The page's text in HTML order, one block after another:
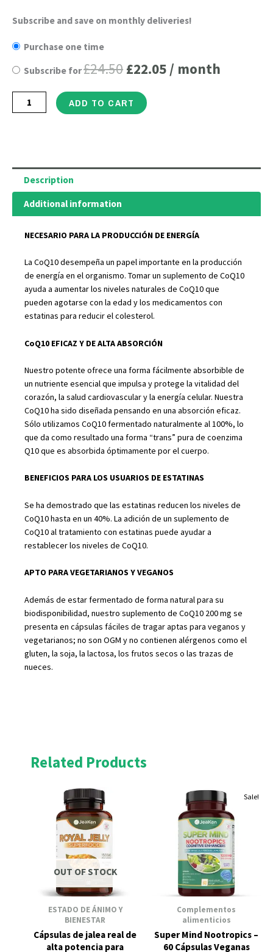
Subscribe and save on monthly deliveries!
Purchase one time
Subscribe for£24.50
Original
was:
£24.50.
£22.05
Current
is:
/ month
Coenzima
200
mg
Suplemento
(120
cápsulas)
ADD TO CART
Related Products
OUT OF STOCK
ESTADO DE ÁNIMO Y
BIENESTAR
Cápsulas de jalea real de
alta potencia para
Original
price
was:
£17.50.
Sale!
Complementos
alimenticios
Super Mind Nootropics –
60 Cápsulas Veganas
Original
price
was:
£21.95.
Current
price
is:
£19.95.
price
Description
Additional information
NECESARIO PARA LA PRODUCCIÓN DE ENERGÍA
La CoQ10 desempeña un papel importante en la producción
de energía en el organismo. Tomar un suplemento de CoQ10
ayuda a aumentar los niveles naturales de CoQ10 que
pueden agotarse con la edad y los medicamentos con
estatinas para reducir el colesterol.
CoQ10 EFICAZ Y DE ALTA ABSORCIÓN
Nuestro potente ofrece una forma fácilmente absorbible de
un nutriente esencial que impulsa y protege la vitalidad del
corazón, la salud cardiovascular y la energía celular. Nuestra
CoQ10 ha sido diseñada pensando en una absorción eficaz.
Sólo utilizamos CoQ10 fermentado naturalmente al 100%, lo
que da como resultado una forma “trans” pura de coenzima
Q10 que es absorbida óptimamente por el cuerpo.
BENEFICIOS PARA LOS USUARIOS DE ESTATINAS
Se ha demostrado que las estatinas reducen los niveles de
CoQ10 hasta en un 40%. La adición de un suplemento de
CoQ10 al tratamiento con estatinas puede ayudar a
restablecer los niveles de CoQ10.
APTO PARA VEGETARIANOS Y VEGANOS
Además de estar fermentado de forma natural para su
biodisponibilidad, nuestro suplemento de CoQ10 200 mg se
presenta en cápsulas fáciles de tragar aptas para veganos y
vegetarianos; no son OGM y no contienen alérgenos como el
gluten, la soja, la lactosa, los frutos secos o las trazas de
nueces.